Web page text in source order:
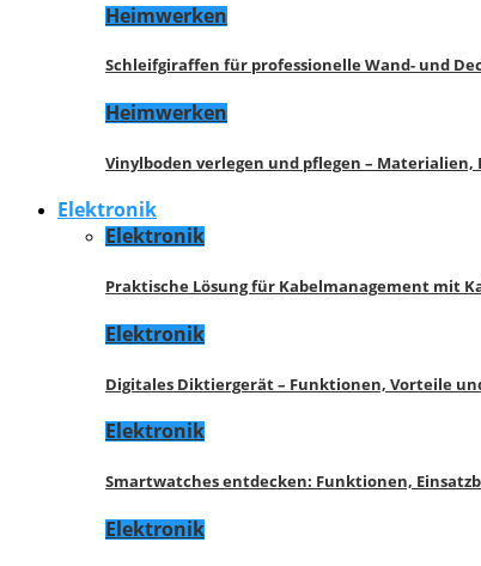
Heimwerken
Schleifgiraffen für professionelle Wand- und
Heimwerken
Vinylboden verlegen und pflegen –
Elektronik
Elektronik
Praktische Lösung für Kabelmanagement mit
Elektronik
Digitales Diktiergerät – Funktionen, Vorteile
Elektronik
Smartwatches entdecken: Funktionen,
Elektronik